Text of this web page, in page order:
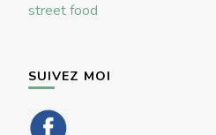
street food
SUIVEZ MOI